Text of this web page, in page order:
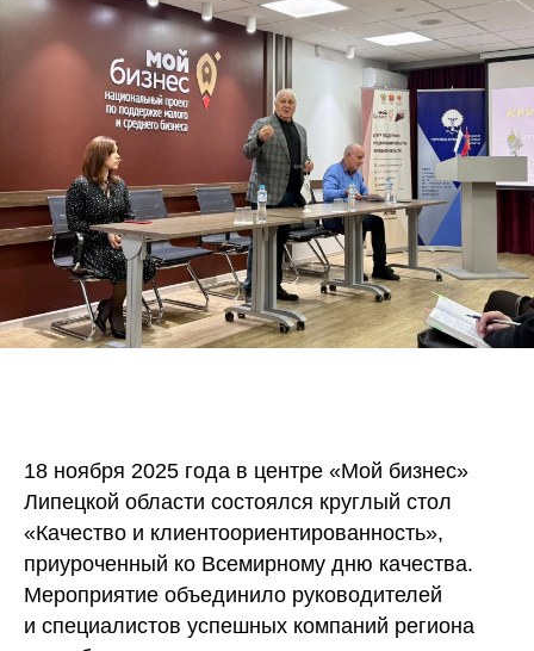
18 ноября 2025 года в центре «Мой бизнес»
Липецкой области состоялся круглый стол
«Качество и клиентоориентированность»,
приуроченный ко Всемирному дню качества.
Мероприятие объединило руководителей
и специалистов успешных компаний региона